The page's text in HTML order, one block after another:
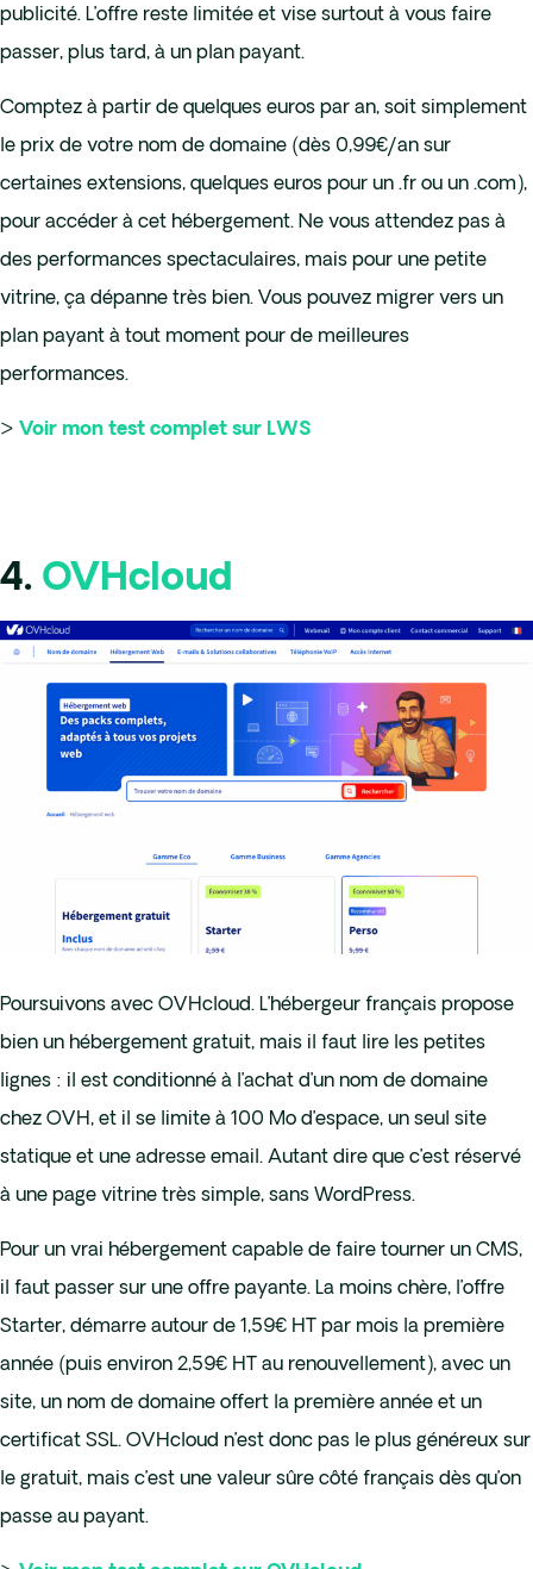
publicité. L’offre reste limitée et vise surtout à vous faire
passer, plus tard, à un plan payant.
Comptez à partir de quelques euros par an, soit simplement
le prix de votre nom de domaine (dès 0,99€/an sur
certaines extensions, quelques euros pour un .fr ou un .com),
pour accéder à cet hébergement. Ne vous attendez pas à
des performances spectaculaires, mais pour une petite
vitrine, ça dépanne très bien. Vous pouvez migrer vers un
plan payant à tout moment pour de meilleures
performances.
> Voir mon test complet sur LWS
4. OVHcloud
Poursuivons avec OVHcloud. L’hébergeur français propose
bien un hébergement gratuit, mais il faut lire les petites
lignes : il est conditionné à l’achat d’un nom de domaine
chez OVH, et il se limite à 100 Mo d’espace, un seul site
statique et une adresse email. Autant dire que c’est réservé
à une page vitrine très simple, sans WordPress.
Pour un vrai hébergement capable de faire tourner un CMS,
il faut passer sur une offre payante. La moins chère, l’offre
Starter, démarre autour de 1,59€ HT par mois la première
année (puis environ 2,59€ HT au renouvellement), avec un
site, un nom de domaine offert la première année et un
certificat SSL. OVHcloud n’est donc pas le plus généreux sur
le gratuit, mais c’est une valeur sûre côté français dès qu’on
passe au payant.